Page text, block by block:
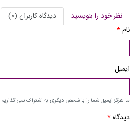
نظر خود را بنویسید
دیدگاه کاربران (0)
نام*
ایمیل
ما هرگز ایمیل شما را با شخص دیگری به اشتراک نمی گذاریم.
دیدگاه*